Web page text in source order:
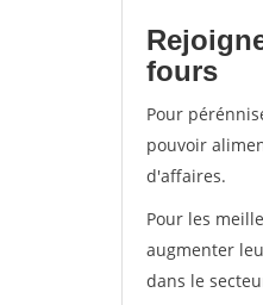
fours
Pour
pouvoir
d'affaires.
Pour les
augmenter
dans le